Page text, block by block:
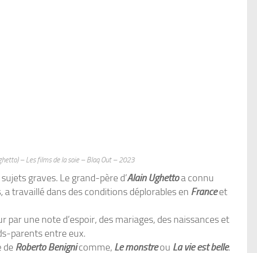
– Les films de la soie – Blaq Out – 2023
graves. Le grand-père d’Alain Ughettoa connu
travaillé dans des conditions déplorables en Franceet
une note d’espoir, des mariages, des naissances et
parents entre eux.
de Roberto Benignicomme, Le monstreou La vie est belle.